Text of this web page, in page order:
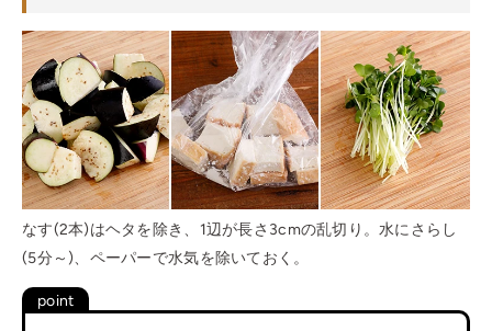
なす(2本)はヘタを除き、1辺が長さ3cmの乱切り。水にさらし
(5分～)、ペーパーで水気を除いておく。